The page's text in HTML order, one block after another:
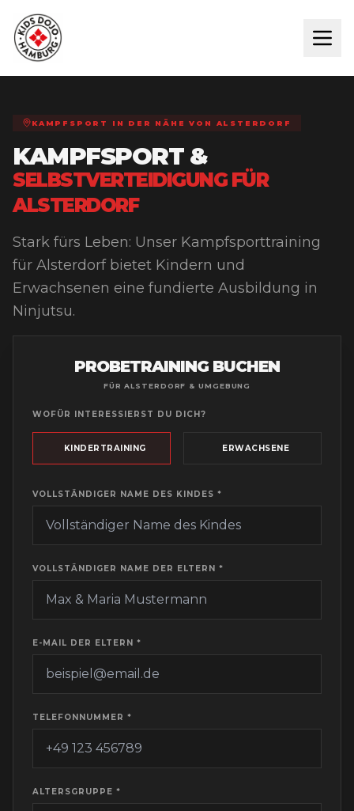
KAMPFSPORT IN DER NÄHE VON ALSTERDORF
KAMPFSPORT &
SELBSTVERTEIDIGUNG FÜR
ALSTERDORF
Stark fürs Leben: Unser Kampfsporttraining
für Alsterdorf bietet Kindern und
Erwachsenen eine fundierte Ausbildung in
Ninjutsu.
PROBETRAINING BUCHEN
FÜRALSTERDORF & UMGEBUNG
WOFÜR INTERESSIERST DU DICH?
KINDERTRAINING ERWACHSENE
VOLLSTÄNDIGER NAME DES KINDES *
VOLLSTÄNDIGER NAME DER ELTERN *
E-MAIL DER ELTERN *
TELEFONNUMMER *
ALTERSGRUPPE *